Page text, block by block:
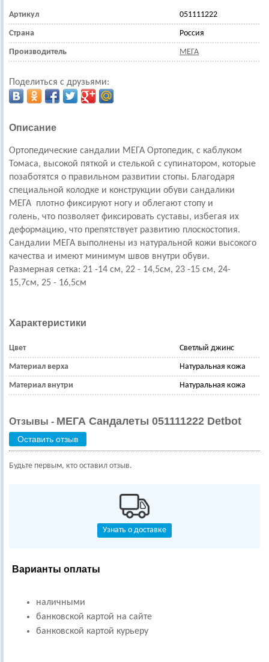
Артикул 051111222
Страна Россия
Производитель МЕГА
Поделиться с друзьями:
Описание
Ортопедические сандалии МЕГА Ортопедик, с каблуком
Томаса, высокой пяткой и стелькой с супинатором, которые
позаботятся о правильном развитии стопы. Благодаря
специальной колодке и конструкции обуви сандалики
МЕГА плотно фиксируют ногу и облегают стопу и
голень, что позволяет фиксировать суставы, избегая их
деформацию, что препятствует развитию плоскостопия.
Сандалии МЕГА выполнены из натуральной кожи высокого
качества и имеют минимум швов внутри обуви.
Размерная сетка: 21 -14 см, 22 - 14,5см, 23 -15 см, 24-
15,7см, 25 - 16,5см
Характеристики
Цвет Светлый джинс
Материал верха Натуральная кожа
Материал внутри Натуральная кожа
Отзывы - МЕГА Сандалеты 051111222 Detbot
Оставить отзыв
Будьте первым, кто оставил отзыв.
Узнать о доставке
Варианты оплаты
наличными
банковской картой на сайте
банковской картой курьеру